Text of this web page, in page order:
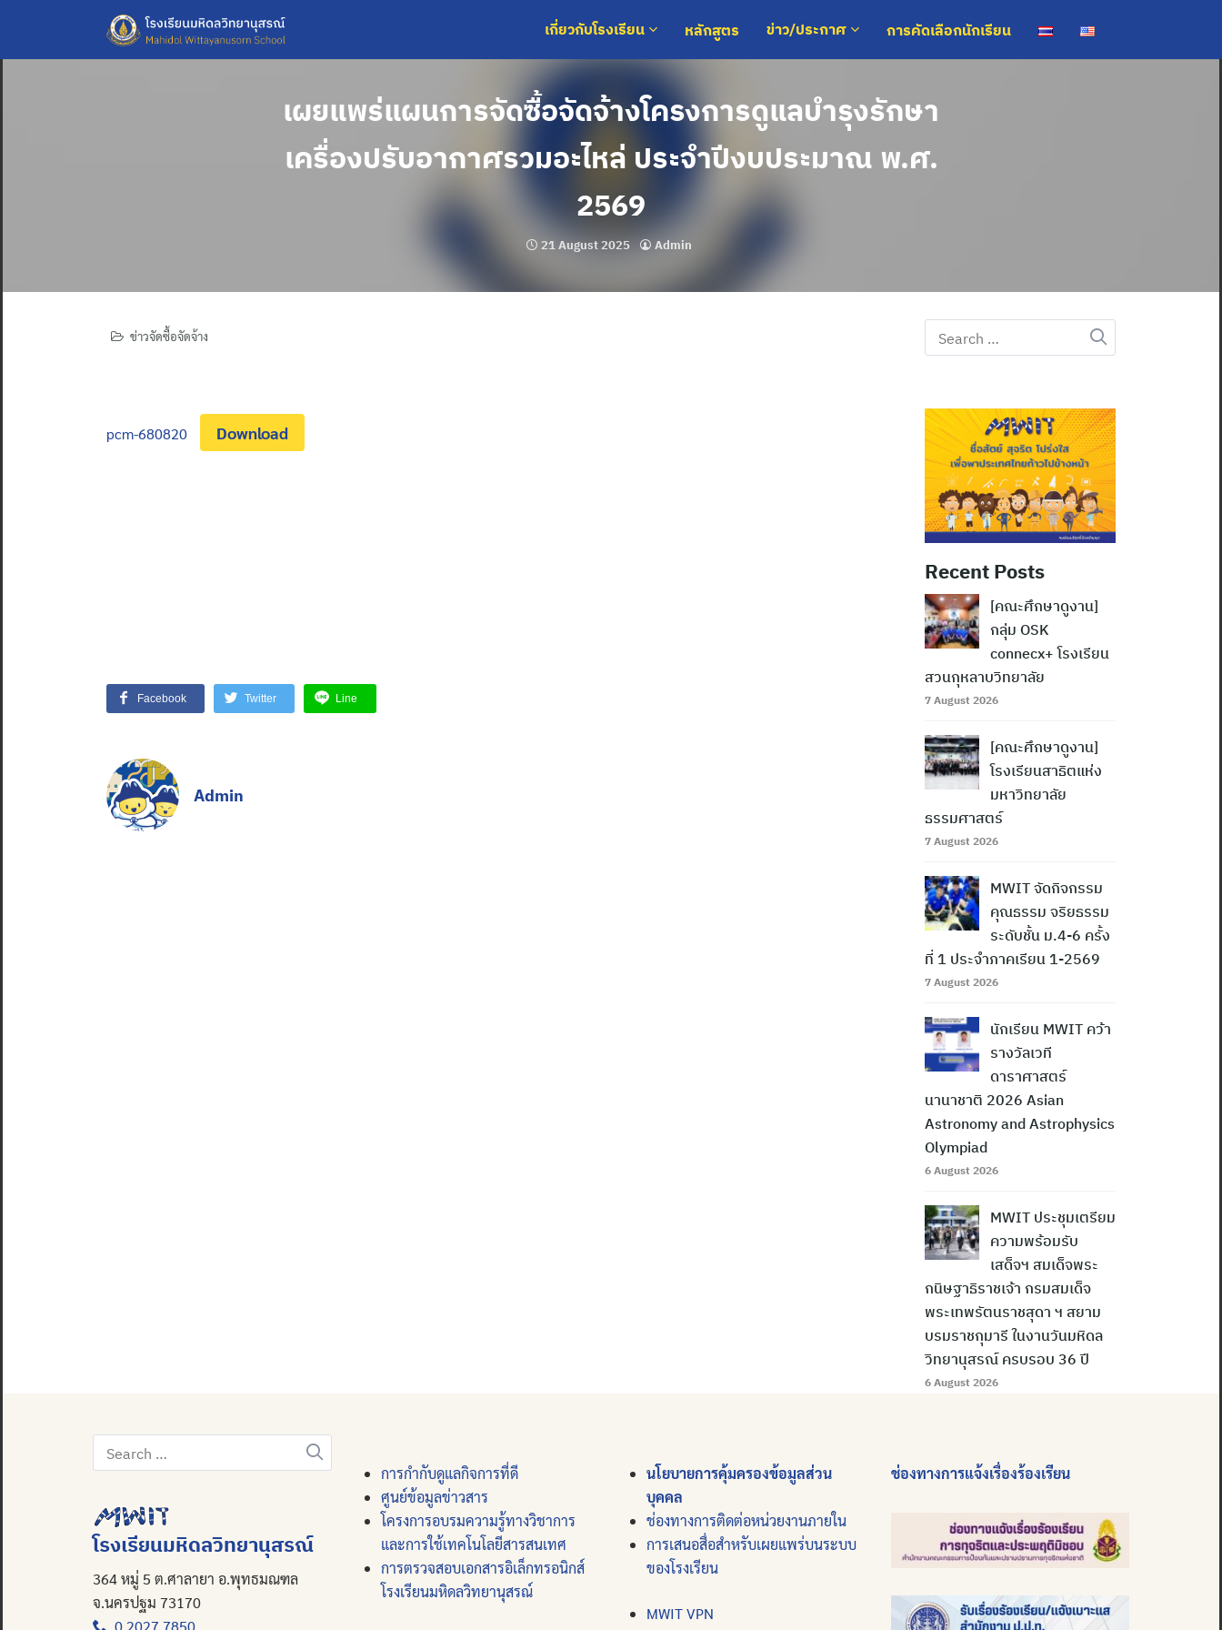
content
เกี่ยวกับโรงเรียน หลักสูตร ข่าว/ประกาศ การคัดเลือกนักเรียน
เผยแพร่แผนการจัดซื้อจัดจ้างโครงการดูแลบำรุงรักษา
เครื่องปรับอากาศรวมอะไหล่ ประจำปีงบประมาณ พ.ศ.
2569
21 August 2025 Admin
ข่าวจัดซื้อจัดจ้าง
pcm-680820 Download
Facebook Twitter Line
Admin
Search
for:
Recent Posts
[คณะศึกษาดูงาน]
กลุ่ม OSK
connecx+ โรงเรียน
สวนกุหลาบวิทยาลัย
7 August 2026
[คณะศึกษาดูงาน]
โรงเรียนสาธิตแห่ง
มหาวิทยาลัย
ธรรมศาสตร์
7 August 2026
MWIT จัดกิจกรรม
คุณธรรม จริยธรรม
ระดับชั้น ม.4-6 ครั้ง
ที่ 1 ประจำภาคเรียน 1-2569
7 August 2026
นักเรียน MWIT คว้า
รางวัลเวที
ดาราศาสตร์
นานาชาติ 2026 Asian
Astronomy and Astrophysics
Olympiad
6 August 2026
MWIT ประชุมเตรียม
ความพร้อมรับ
เสด็จฯ สมเด็จพระ
กนิษฐาธิราชเจ้า กรมสมเด็จ
พระเทพรัตนราชสุดา ฯ สยาม
บรมราชกุมารี ในงานวันมหิดล
วิทยานุสรณ์ ครบรอบ 36 ปี
6 August 2026
Search
for:
โรงเรียนมหิดลวิทยานุสรณ์
364 หมู่ 5 ต.ศาลายา อ.พุทธมณฑล
จ.นครปฐม 73170
การกำกับดูแลกิจการที่ดี
ศูนย์ข้อมูลข่าวสาร
โครงการอบรมความรู้ทางวิชาการ
และการใช้เทคโนโลยีสารสนเทศ
การตรวจสอบเอกสารอิเล็กทรอนิกส์
โรงเรียนมหิดลวิทยานุสรณ์
นโยบายการคุ้มครองข้อมูลส่วน
บุคคล
ช่องทางการติดต่อหน่วยงานภายใน
การเสนอสื่อสำหรับเผยแพร่บนระบบ
ของโรงเรียน
MWIT VPN
ช่องทางการแจ้งเรื่องร้องเรียน